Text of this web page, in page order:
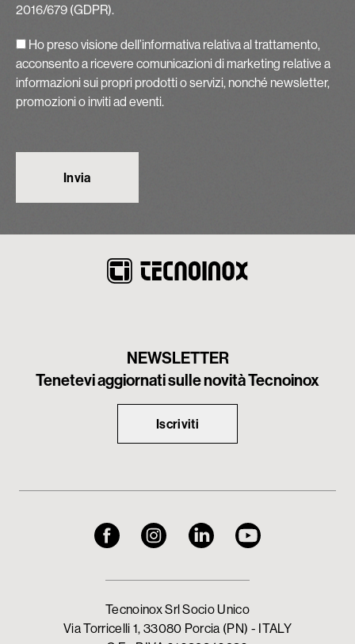
2016/679 (GDPR).
Ho preso visione dell’informativa relativa al trattamento,
acconsento a ricevere comunicazioni di marketing relative a
informazioni sui propri prodotti o servizi, nonché newsletter,
promozioni o inviti ad eventi.
NEWSLETTER
Tenetevi aggiornati sulle novità Tecnoinox
Iscriviti
Tecnoinox Srl Socio Unico
Via Torricelli 1, 33080 Porcia (PN) - ITALY